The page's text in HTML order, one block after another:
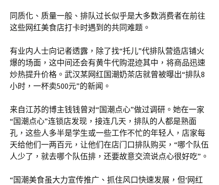
同质化、质量一般、排队过长似乎是大多数消费者在前往
这些网红美食店打卡时遇到的共同难题。
有业内人士向记者透露，除了找“托儿”代排队营造店铺火
爆的场面，这中间还会有黄牛代购混迹其中，将商品迅速
炒热提升价格。武汉某网红国潮奶茶店就曾被曝出“排队8
小时，一杯卖500元”的新闻。
来自江苏的博主钱钱曾对“国潮点心”做过调研。她在一家
“国潮点心”连锁店发现，接连几天，排队的人都是熟面
孔，这些人多半是学生或一些工作不忙的年轻人，店家每
天给他们一两百元，让他们在店门口排队购买，“哪个队伍
人少了，就去哪个队伍排，还要故意交流说点心很好吃”。
“国潮美食虽大力宣传推广、抓住风口快速发展，但‘网红